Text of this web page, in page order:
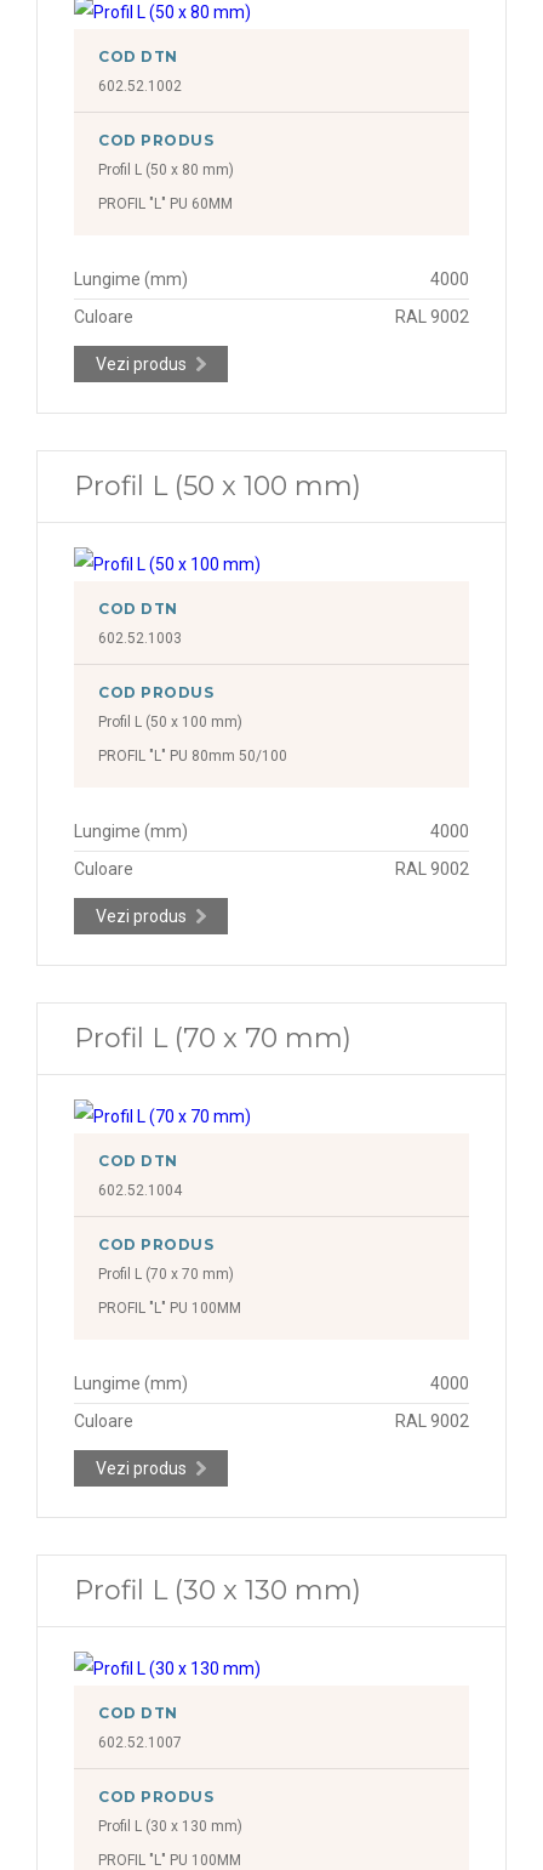
COD DTN
602.52.1002
COD PRODUS
Profil L (50 x 80 mm)
PROFIL "L" PU 60MM
Lungime (mm)
4000
Culoare
RAL 9002
Vezi produs
Profil L (50 x 100 mm)
COD DTN
602.52.1003
COD PRODUS
Profil L (50 x 100 mm)
PROFIL "L" PU 80mm 50/100
Lungime (mm)
4000
Culoare
RAL 9002
Vezi produs
Profil L (70 x 70 mm)
COD DTN
602.52.1004
COD PRODUS
Profil L (70 x 70 mm)
PROFIL "L" PU 100MM
Lungime (mm)
4000
Culoare
RAL 9002
Vezi produs
Profil L (30 x 130 mm)
COD DTN
602.52.1007
COD PRODUS
Profil L (30 x 130 mm)
PROFIL "L" PU 100MM